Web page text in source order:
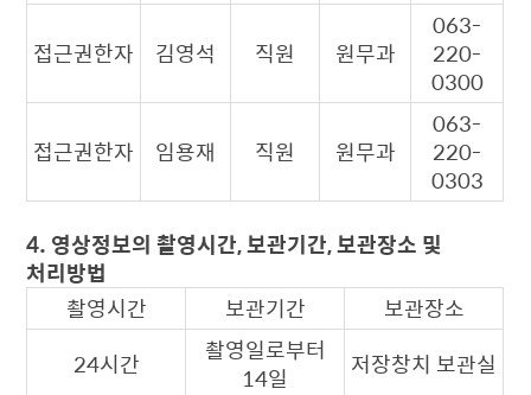
접근권한자 김영석 직원 원무과
063-
220-
0300
접근권한자 임용재 직원 원무과
063-
220-
0303
4. 영상정보의 촬영시간, 보관기간, 보관장소 및
처리방법
촬영시간
보관기간
보관장소
24시간
촬영일로부터
14일
저장창치 보관실